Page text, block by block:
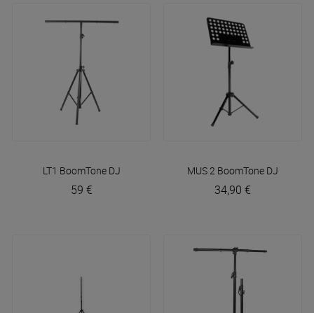
LT1 BoomTone DJ
59 €
MUS 2 BoomTone DJ
34,90 €